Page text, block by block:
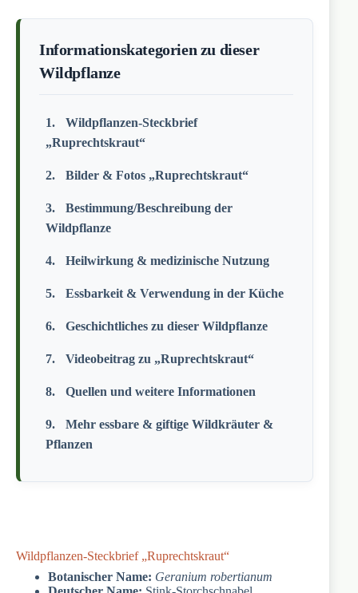
Informationskategorien zu dieser
Wildpflanze
Wildpflanzen-Steckbrief
„Ruprechtskraut“
Bilder & Fotos „Ruprechtskraut“
Bestimmung/Beschreibung der
Wildpflanze
Heilwirkung & medizinische Nutzung
Essbarkeit & Verwendung in der Küche
Geschichtliches zu dieser Wildpflanze
Videobeitrag zu „Ruprechtskraut“
Quellen und weitere Informationen
Mehr essbare & giftige Wildkräuter &
Pflanzen
Wildpflanzen-Steckbrief „Ruprechtskraut“
Botanischer Name: Geranium robertianum